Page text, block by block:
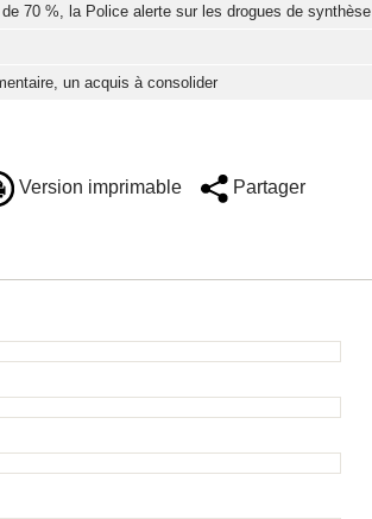
70 %, la Police alerte sur les drogues de synthèse
un acquis à consolider
Version imprimable Partager